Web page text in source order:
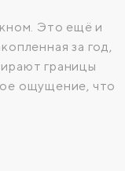
Это ещё и
за год,
границы
ощущение, что